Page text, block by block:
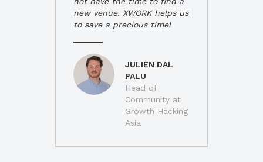
new venue. XWORK helps us
to save a precious time!
JULIEN DAL
PALU
Head of
Community at
Growth Hacking
Asia